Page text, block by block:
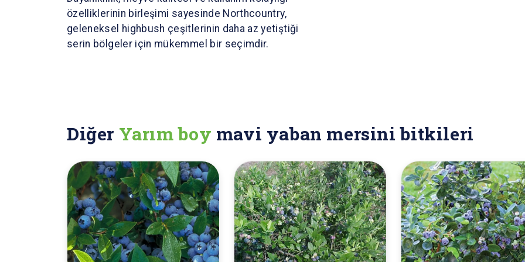
özelliklerinin birleşimi sayesinde Northcountry,
geleneksel highbush çeşitlerinin daha az yetiştiği
serin bölgeler için mükemmel bir seçimdir.
Diğer Yarım boy mavi yaban mersini bitkileri